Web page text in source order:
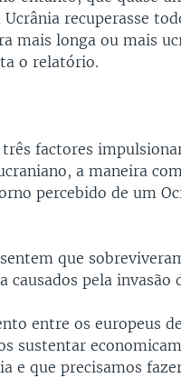
recuperasse
mais longa ou mais
o relatório.
factores
a maneira
percebido de um
que
causados pela invasão
entre os europeus
sustentar
e que precisamos